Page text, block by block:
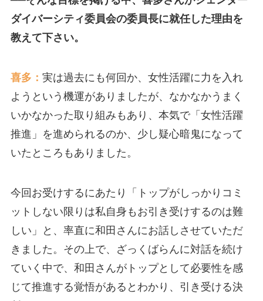
ダイバーシティ委員会の委員長に就任した理由を
教えて下さい。
喜多： 実は過去にも何回か、女性活躍に力を入れ
ようという機運がありましたが、なかなかうまく
いかなかった取り組みもあり、本気で「女性活躍
推進」を進められるのか、少し疑心暗鬼になって
いたところもありました。
今回お受けするにあたり「トップがしっかりコミ
ットしない限りは私自身もお引き受けするのは難
しい」と、率直に和田さんにお話しさせていただ
きました。その上で、ざっくばらんに対話を続け
ていく中で、和田さんがトップとして必要性を感
じて推進する覚悟があるとわかり、引き受ける決